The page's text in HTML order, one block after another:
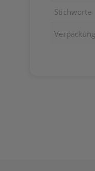
Stichworte